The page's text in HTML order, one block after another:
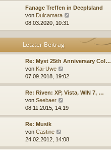
r
a
e
s
t
e
r
B
e
t
r
a
g
Fanage Treffen in DeepIsland
von Dulcamara
u
e
t
e
e
i
a
08.03.2020, 10:31
Letzter Beitrag
Re: Myst 25th Anniversary Col…
von Kai-Uwe
e
u
e
t
e
e
07.09.2018, 19:02
Re: Riven: XP, Vista, WIN 7, …
von Seebaer
e
u
t
e
08.11.2015, 14:19
Re: Musik
von Castine
e
u
24.02.2012, 14:08